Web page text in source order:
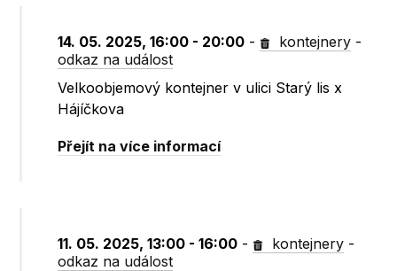
14. 05. 2025, 16:00 - 20:00 - kontejnery -
odkaz na událost
Velkoobjemový kontejner v ulici Starý lis x
Hájíčkova
Přejít na více informací
11. 05. 2025, 13:00 - 16:00 - kontejnery -
odkaz na událost